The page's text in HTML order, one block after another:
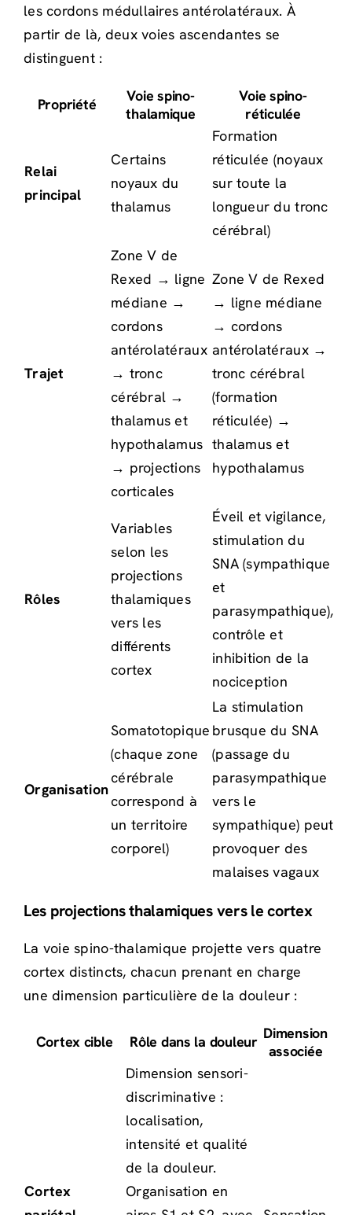
les cordons médullaires antérolatéraux. À
partir de là, deux voies ascendantes se
distinguent :
Propriété
Voie spino-
thalamique
Voie spino-
réticulée
Relai
principal
Certains
noyaux du
thalamus
Formation
réticulée (noyaux
sur toute la
longueur du tronc
cérébral)
Trajet
Zone V de
Rexed → ligne
médiane →
cordons
antérolatéraux
→ tronc
cérébral →
thalamus et
hypothalamus
→ projections
corticales
Zone V de Rexed
→ ligne médiane
→ cordons
antérolatéraux →
tronc cérébral
(formation
réticulée) →
thalamus et
hypothalamus
Rôles
Variables
selon les
projections
thalamiques
vers les
différents
cortex
Éveil et vigilance,
stimulation du
SNA (sympathique
et
parasympathique),
contrôle et
inhibition de la
nociception
Organisation
Somatotopique
(chaque zone
cérébrale
correspond à
un territoire
corporel)
La stimulation
brusque du SNA
(passage du
parasympathique
vers le
sympathique) peut
provoquer des
malaises vagaux
Les projections thalamiques vers le cortex
La voie spino-thalamique projette vers quatre
cortex distincts, chacun prenant en charge
une dimension particulière de la douleur :
Cortex cible Rôle dans la douleur Dimension
associée
Cortex
Dimension sensori-
discriminative :
localisation,
intensité et qualité
de la douleur.
Organisation en